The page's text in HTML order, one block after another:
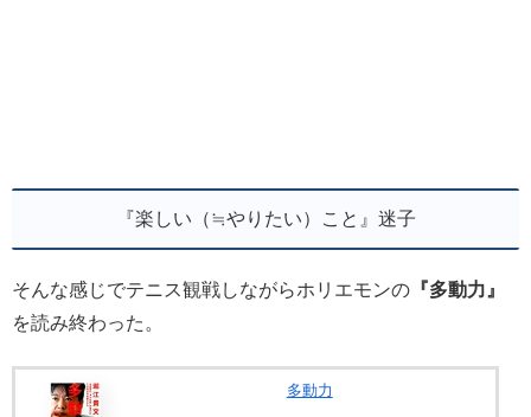
『楽しい（≒やりたい）こと』迷子
そんな感じでテニス観戦しながらホリエモンの 『多動力』
を読み終わった。
多動力